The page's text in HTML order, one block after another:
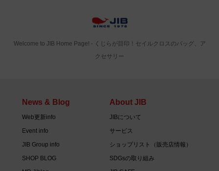
Welcome to JIB Home Page! ‐ くじらが目印！セイルクロスのバッグ、ア
クセサリー
News & Blog
Web更新info
Event info
JIB Group info
SHOP BLOG
About JIB
JIBについて
サービス
ショップリスト（販売店情報）
SDGsの取り組み